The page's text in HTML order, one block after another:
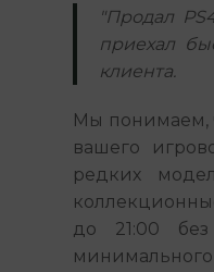
"Продал
приехал
клиента.
Мы понимаем,
вашего
редких
до 21:00